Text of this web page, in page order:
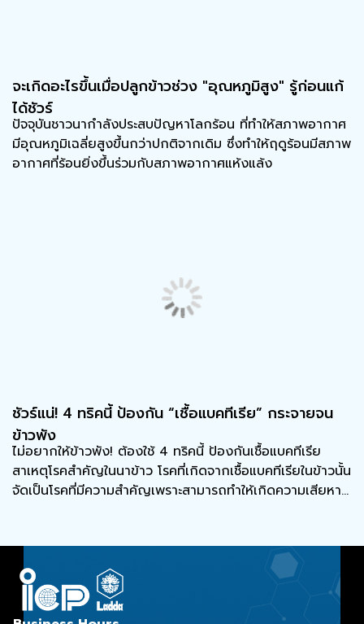
จะเกิดอะไรขึ้นเมื่อปลูกข้าวช่วง "อุณหภูมิสูง" รู้ก่อนแก้
ได้ชัวร์
ปัจจุบันชาวนากำลังประสบปัญหาโลกร้อน ที่ทำให้สภาพอากาศ
มีอุณหภูมิเฉลี่ยสูงขึ้นกว่าปกติจากเดิม ซึ่งทำให้ฤดูร้อนมีสภาพ
อากาศที่ร้อนยิ่งขึ้นร่วมกับสภาพอากาศแห้งแล้ง
ชัวร์แน่! 4 ทริคนี้ ป้องกัน “เชื้อแบคทีเรีย” กระจายจน
ข้าวพัง
ไม่อยากให้ข้าวพัง! ต้องใช้ 4 ทริคนี้ ป้องกันเชื้อแบคทีเรีย
สาเหตุโรคสำคัญในนาข้าว โรคที่เกิดจากเชื้อแบคทีเรียในข้าวนั้น
จัดเป็นโรคที่มีความสำคัญเพราะสามารถทำให้เกิดความเสียหาย